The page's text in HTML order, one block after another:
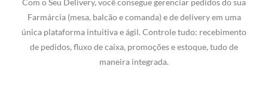
Com o Seu Delivery, você consegue gerenciar pedidos do sua
Farmárcia (mesa, balcão e comanda) e de delivery em uma
única plataforma intuitiva e ágil. Controle tudo: recebimento
de pedidos, fluxo de caixa, promoções e estoque, tudo de
maneira integrada.